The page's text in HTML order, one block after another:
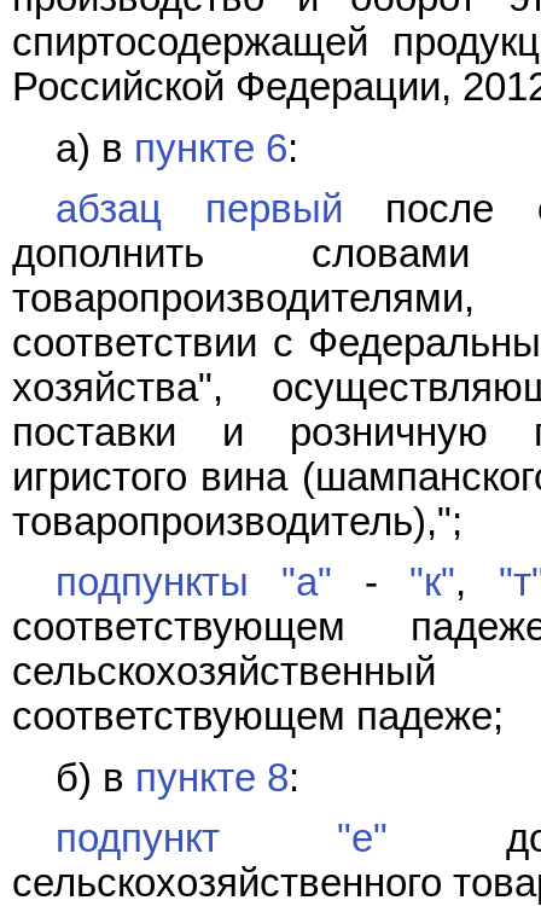
спиртосодержащей
Российской Федерации,
а) в пункте 6:
абзац первый после
дополнить словами
соответствии с
хозяйства",
поставки и розничную
игристого вина
товаропроизводитель),";
подпункты "а" - "к",
соответствующем
соответствующем падеже;
б) в пункте 8:
подпункт "е"
сельскохозяйственного